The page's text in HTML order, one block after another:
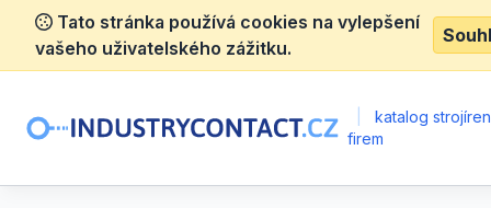
Tato stránka používá cookies na vylepšení
vašeho uživatelského zážitku.
katalog
firem